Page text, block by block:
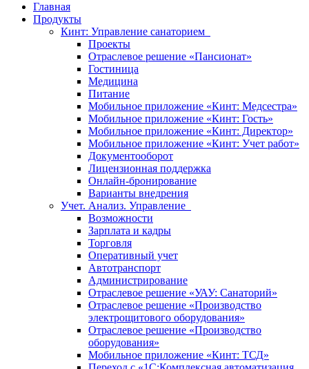
Главная
Продукты
Кинт: Управление санаторием
Проекты
Отраслевое решение «Пансионат»
Гостиница
Медицина
Питание
Мобильное приложение «Кинт: Медсестра»
Мобильное приложение «Кинт: Гость»
Мобильное приложение «Кинт: Директор»
Мобильное приложение «Кинт: Учет работ»
Документооборот
Лицензионная поддержка
Онлайн-бронирование
Варианты внедрения
Учет. Анализ. Управление
Возможности
Зарплата и кадры
Торговля
Оперативный учет
Автотранспорт
Администрирование
Отраслевое решение «УАУ: Санаторий»
Отраслевое решение «Производство
электрощитового оборудования»
Отраслевое решение «Производство
оборудования»
Мобильное приложение «Кинт: ТСД»